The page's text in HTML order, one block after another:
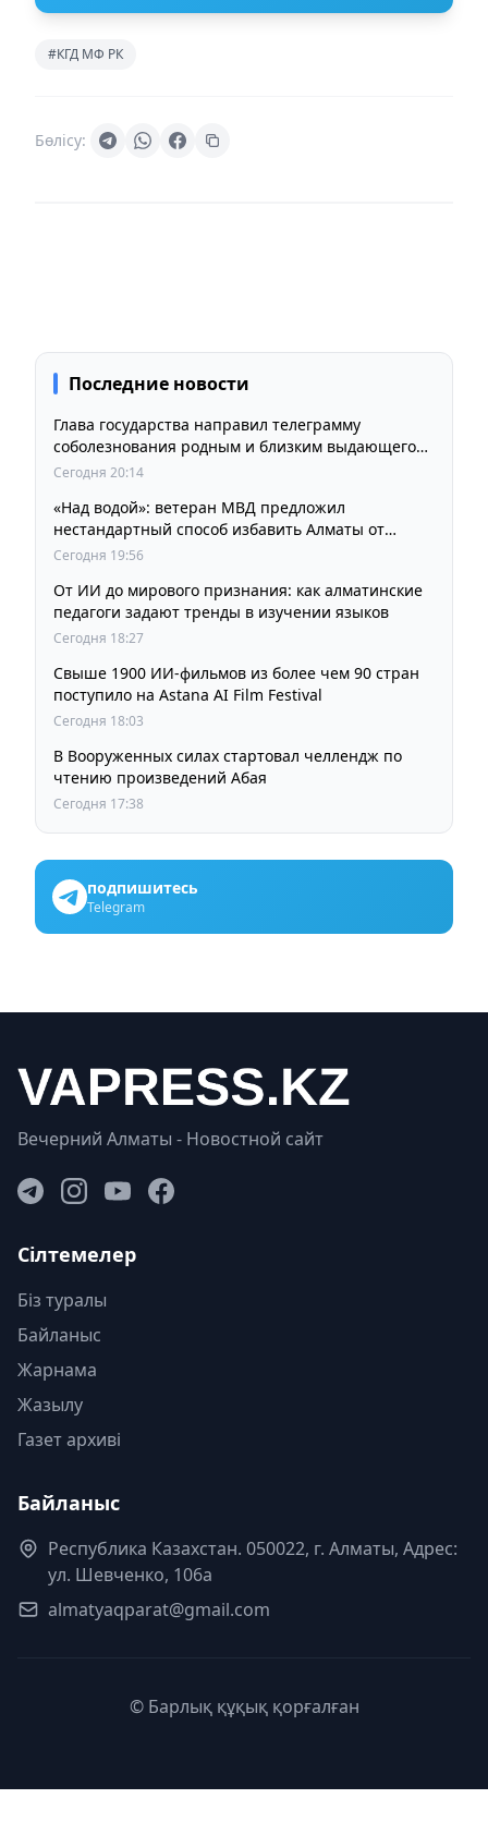
#КГД МФ РК
Бөлісу:
Последние новости
Глава государства направил телеграмму
соболезнования родным и близким выдающегося
кинорежиссера Ардака Амиркулова
Сегодня 20:14
«Над водой»: ветеран МВД предложил
нестандартный способ избавить Алматы от
пробок и смога
Сегодня 19:56
От ИИ до мирового признания: как алматинские
педагоги задают тренды в изучении языков
Сегодня 18:27
Свыше 1900 ИИ-фильмов из более чем 90 стран
поступило на Astana AI Film Festival
Сегодня 18:03
В Вооруженных силах стартовал челлендж по
чтению произведений Абая
Сегодня 17:38
подпишитесь
Telegram
Вечерний Алматы - Новостной сайт
Сілтемелер
Біз туралы
Байланыс
Жарнама
Жазылу
Газет архиві
Байланыс
Республика Казахстан. 050022, г. Алматы, Адрес:
ул. Шевченко, 106а
almatyaqparat@gmail.com
© Барлық құқық қорғалған